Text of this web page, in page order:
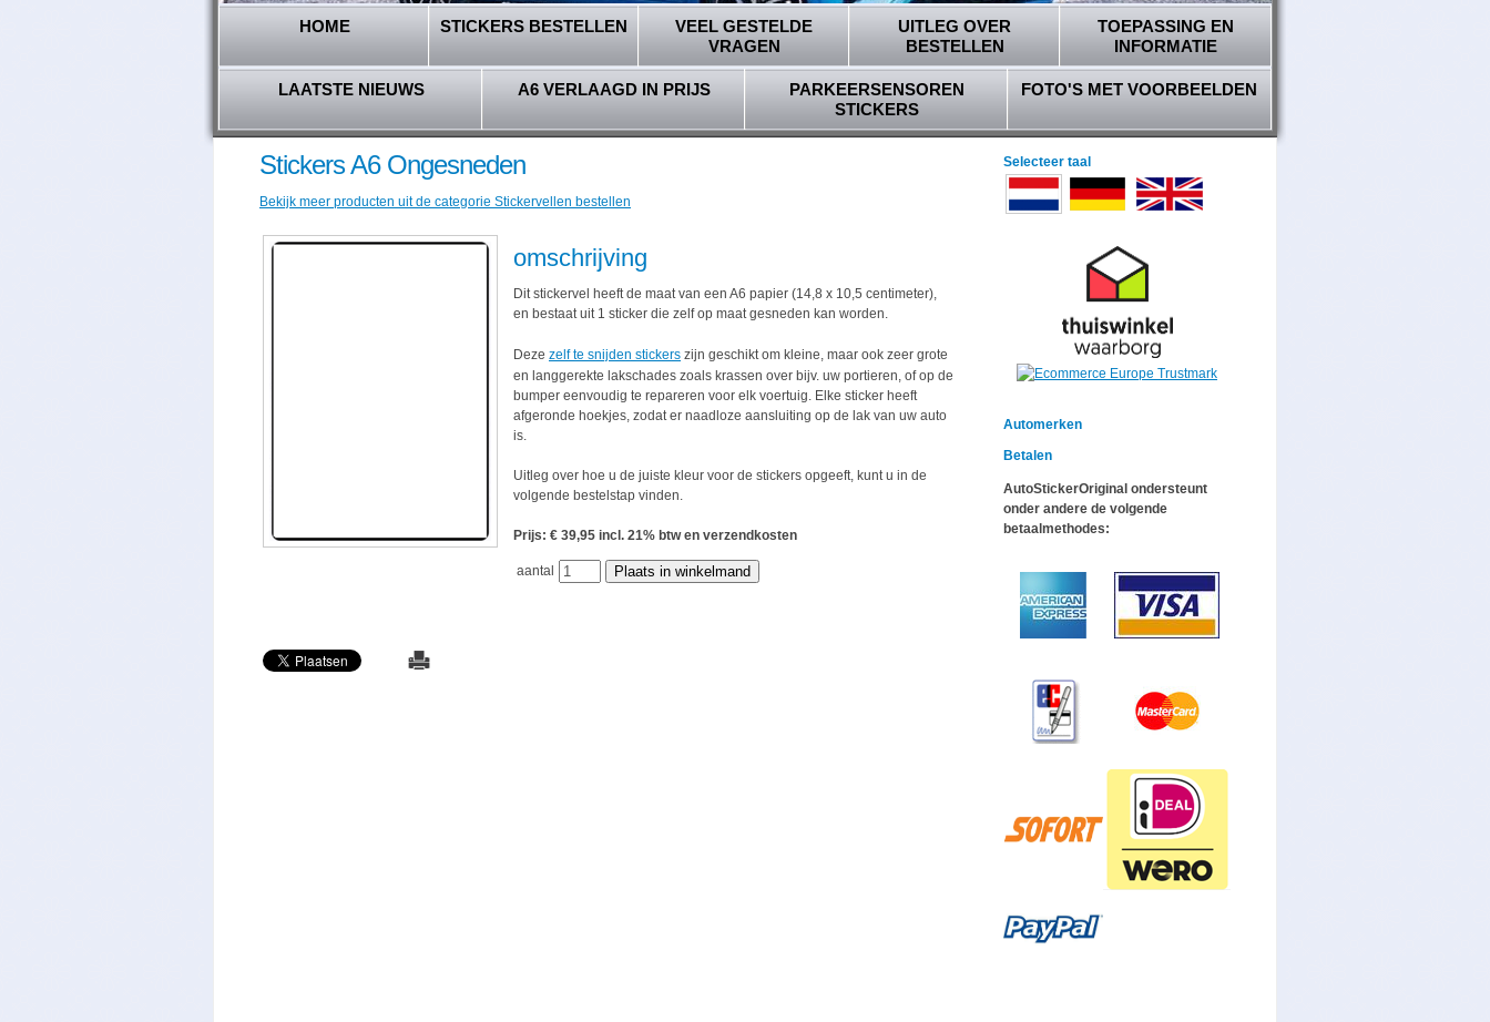
HOME STICKERS BESTELLEN
VEEL GESTELDE
VRAGEN
UITLEG OVER
BESTELLEN
TOEPASSING EN
INFORMATIE
LAATSTE NIEUWS A6 VERLAAGD IN PRIJS
PARKEERSENSOREN
STICKERS
FOTO'S MET VOORBEELDEN
Stickers A6 Ongesneden
Bekijk meer producten uit de categorie Stickervellen bestellen
omschrijving
Dit stickervel heeft de maat van een A6 papier (14,8 x 10,5 centimeter),
en bestaat uit 1 sticker die zelf op maat gesneden kan worden.
Deze zelf te snijden stickers zijn geschikt om kleine, maar ook zeer grote
en langgerekte lakschades zoals krassen over bijv. uw portieren, of op de
bumper eenvoudig te repareren voor elk voertuig. Elke sticker heeft
afgeronde hoekjes, zodat er naadloze aansluiting op de lak van uw auto
is.
Uitleg over hoe u de juiste kleur voor de stickers opgeeft, kunt u in de
volgende bestelstap vinden.
Prijs: € 39,95 incl. 21% btw en verzendkosten
aantal
Selecteer taal
Automerken
Betalen
AutoStickerOriginal ondersteunt
onder andere de volgende
betaalmethodes: